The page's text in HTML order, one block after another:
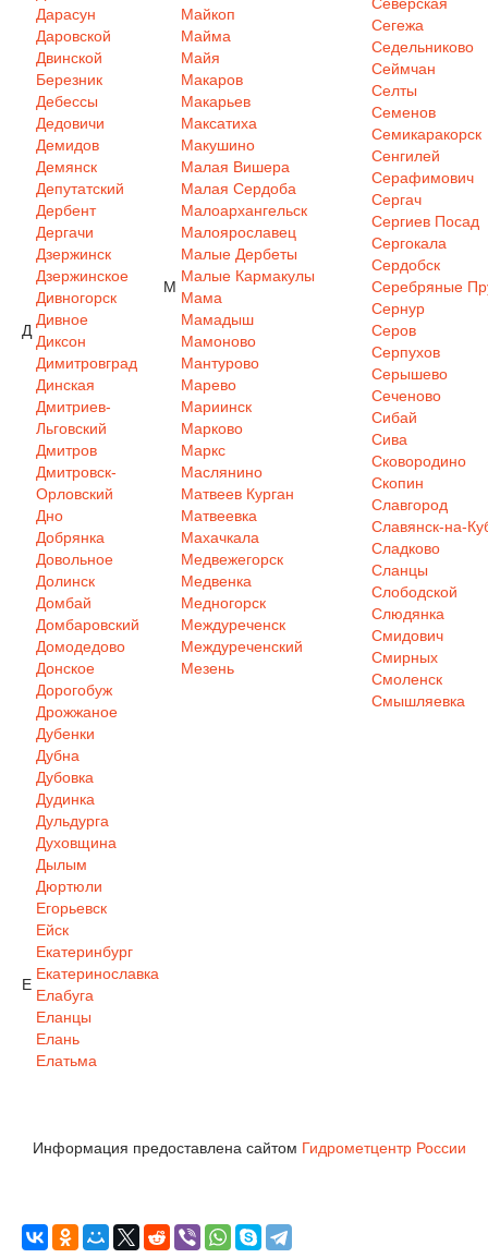
Д
Дарасун
Даровской
Двинской
Березник
Дебессы
Дедовичи
Демидов
Демянск
Депутатский
Дербент
Дергачи
Дзержинск
Дзержинское
Дивногорск
Дивное
Диксон
Димитровград
Динская
Дмитриев-
Льговский
Дмитров
Дмитровск-
Орловский
Дно
Добрянка
Довольное
Долинск
Домбай
Домбаровский
Домодедово
Донское
Дорогобуж
Дрожжаное
Дубенки
Дубна
Дубовка
Дудинка
Дульдурга
Духовщина
Дылым
Дюртюли
Е
Егорьевск
Ейск
Екатеринбург
Екатеринославка
Елабуга
Еланцы
Елань
Елатьма
М
Майкоп
Майма
Майя
Макаров
Макарьев
Максатиха
Макушино
Малая Вишера
Малая Сердоба
Малоархангельск
Малоярославец
Малые Дербеты
Малые Кармакулы
Мама
Мамадыш
Мамоново
Мантурово
Марево
Мариинск
Марково
Маркс
Маслянино
Матвеев Курган
Матвеевка
Махачкала
Медвежегорск
Медвенка
Медногорск
Междуреченск
Междуреченский
Мезень
Сегежа
Седельниково
Сеймчан
Селты
Семенов
Семикаракорск
Сенгилей
Серафимович
Сергач
Сергиев Посад
Сергокала
Сердобск
Серебряные
Сернур
Серов
Серпухов
Серышево
Сеченово
Сибай
Сива
Сковородино
Скопин
Славгород
Славянск-на-
Сладково
Сланцы
Слободской
Слюдянка
Смидович
Смирных
Смоленск
Смышляевка
Информация предоставлена сайтом Гидрометцентр России